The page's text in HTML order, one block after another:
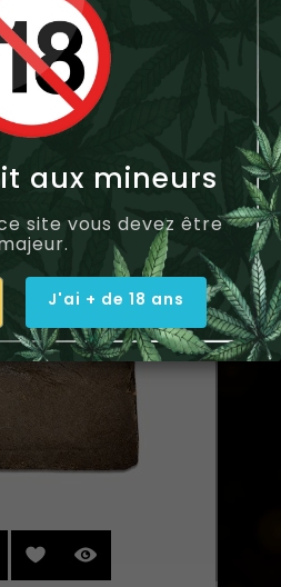
aux mineurs
site vous devez être
J'ai + de 18 ans